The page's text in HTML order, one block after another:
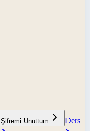
Şifremi Unuttum
Ders